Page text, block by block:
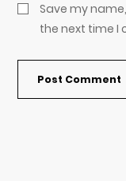
Save my
the next time I